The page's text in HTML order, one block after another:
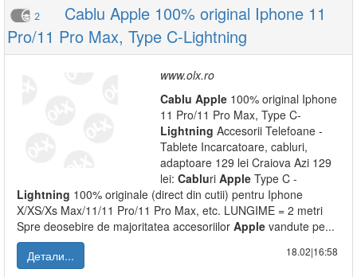
2
Cablu Apple 100% original Iphone 11
Pro/11 Pro Max, Type C-Lightning
www.olx.ro
Cablu Apple 100% original Iphone
11 Pro/11 Pro Max, Type C-
Lightning Accesorii Telefoane -
Tablete Incarcatoare, cabluri,
adaptoare 129 lei Craiova Azi 129
lei: Cabluri Apple Type C -
Lightning 100% originale (direct din cutii) pentru Iphone
X/XS/Xs Max/11/11 Pro/11 Pro Max, etc. LUNGIME = 2 metri
Spre deosebire de majoritatea accesoriilor Apple vandute pe...
Детали...
18.02|16:58